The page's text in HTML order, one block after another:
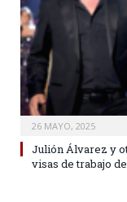
26 MAYO, 2025
Julión Álvarez y
visas de trabajo